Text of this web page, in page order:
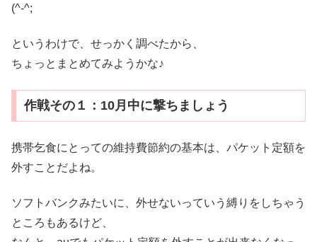
(^-^;
というわけで、せっかく調べたから、
ちょっとまとめてみようかな♪
作戦その１：10月中に撃ちましょう
携帯乞食にとっての維持費節約の基本は、パケット定額を
外すことだよね。
ソフトバンクみたいに、外せないっていう縛りをしちゃう
ところもあるけど、